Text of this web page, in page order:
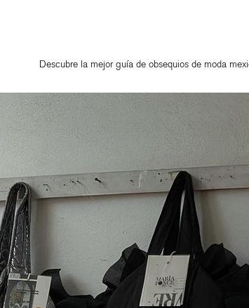
Descubre la mejor guía de obsequios de moda